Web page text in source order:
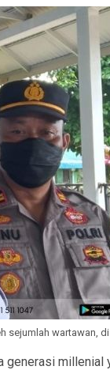
sejumlah wartawan,
generasi